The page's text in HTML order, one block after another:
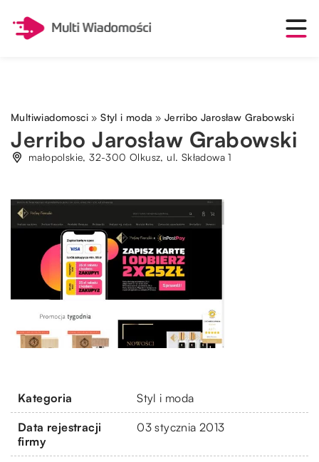
Multiwiadomosci »Styl i moda » Jerribo Jarosław Grabowski
Jerribo Jarosław Grabowski
małopolskie, 32-300 Olkusz, ul. Składowa 1
Kategoria Styl i moda
Data rejestracji
firmy
03 stycznia 2013